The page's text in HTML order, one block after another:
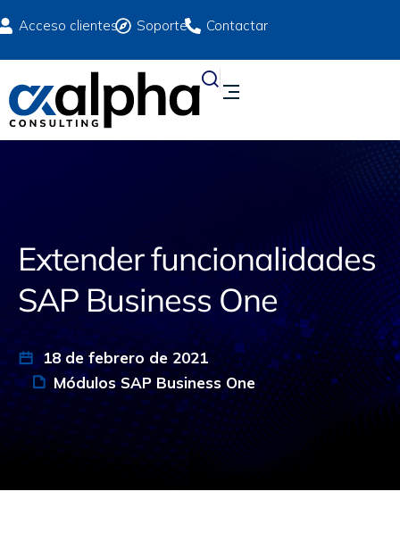
Acceso clientes Soporte Contactar
Extender funcionalidades
SAP Business One
18 de febrero de 2021
Módulos SAP Business One